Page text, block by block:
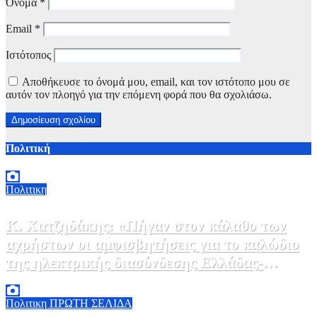
Όνομα *
Email *
Ιστότοπος
Αποθήκευσε το όνομά μου, email, και τον ιστότοπο μου σε
αυτόν τον πλοηγό για την επόμενη φορά που θα σχολιάσω.
Πολιτική
Πολιτικη
Κ. Χατζηδάκης: «Πήγαν στον κάλαθο των
αχρήστων οι αμφισβητήσεις για το καλώδιο
της ηλεκτρικής διασύνδεσης Ελλάδας-
Κύπρου μετά τη συμφωνία ΑΔΜΗΕ με την
Meridiam»
Πολιτικη ΠΡΩΤΗ ΣΕΛΙΔΑ